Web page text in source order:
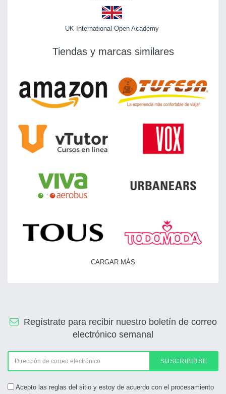
UK International Open Academy
Tiendas y marcas similares
CARGAR MÁS
Regístrate para recibir nuestro boletín de correo
electrónico semanal
SUSCRIBIRSE
Acepto las reglas del sitio y estoy de acuerdo con el procesamiento